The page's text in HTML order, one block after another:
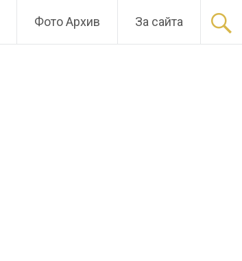
Фото Архив За сайта